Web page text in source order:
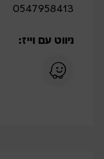
0547958413
ניווט עם וייז: